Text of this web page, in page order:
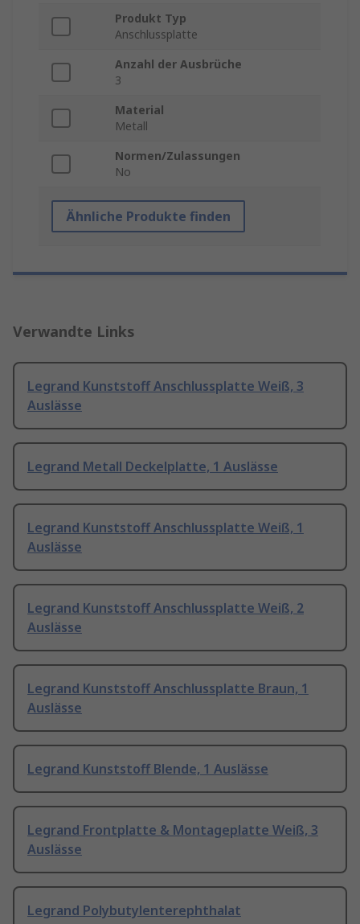
Produkt Typ
Anschlussplatte
Anzahl der Ausbrüche
3
Material
Metall
Normen/Zulassungen
No
Ähnliche Produkte finden
Verwandte Links
Legrand Kunststoff Anschlussplatte Weiß, 3
Auslässe
Legrand Metall Deckelplatte, 1 Auslässe
Legrand Kunststoff Anschlussplatte Weiß, 1
Auslässe
Legrand Kunststoff Anschlussplatte Weiß, 2
Auslässe
Legrand Kunststoff Anschlussplatte Braun, 1
Auslässe
Legrand Kunststoff Blende, 1 Auslässe
Legrand Frontplatte & Montageplatte Weiß, 3
Auslässe
Legrand Polybutylenterephthalat